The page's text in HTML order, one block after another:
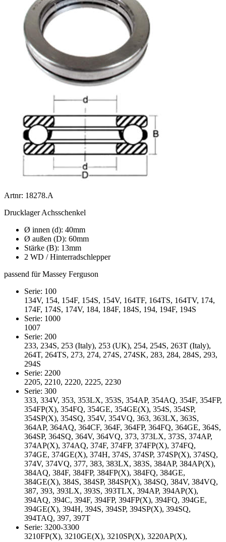
Artnr: 18278.A
Drucklager Achsschenkel
Ø innen (d): 40mm
Ø außen (D): 60mm
Stärke (B): 13mm
2 WD / Hinterradschlepper
passend für Massey Ferguson
Serie: 100
134V, 154, 154F, 154S, 154V, 164TF, 164TS, 164TV, 174,
174F, 174S, 174V, 184, 184F, 184S, 194, 194F, 194S
Serie: 1000
1007
Serie: 200
233, 234S, 253 (Italy), 253 (UK), 254, 254S, 263T (Italy),
264T, 264TS, 273, 274, 274S, 274SK, 283, 284, 284S, 293,
294S
Serie: 2200
2205, 2210, 2220, 2225, 2230
Serie: 300
333, 334V, 353, 353LX, 353S, 354AP, 354AQ, 354F, 354FP,
354FP(X), 354FQ, 354GE, 354GE(X), 354S, 354SP,
354SP(X), 354SQ, 354V, 354VQ, 363, 363LX, 363S,
364AP, 364AQ, 364CF, 364F, 364FP, 364FQ, 364GE, 364S,
364SP, 364SQ, 364V, 364VQ, 373, 373LX, 373S, 374AP,
374AP(X), 374AQ, 374F, 374FP, 374FP(X), 374FQ,
374GE, 374GE(X), 374H, 374S, 374SP, 374SP(X), 374SQ,
374V, 374VQ, 377, 383, 383LX, 383S, 384AP, 384AP(X),
384AQ, 384F, 384FP, 384FP(X), 384FQ, 384GE,
384GE(X), 384S, 384SP, 384SP(X), 384SQ, 384V, 384VQ,
387, 393, 393LX, 393S, 393TLX, 394AP, 394AP(X),
394AQ, 394C, 394F, 394FP, 394FP(X), 394FQ, 394GE,
394GE(X), 394H, 394S, 394SP, 394SP(X), 394SQ,
394TAQ, 397, 397T
Serie: 3200-3300
3210FP(X), 3210GE(X), 3210SP(X), 3220AP(X),